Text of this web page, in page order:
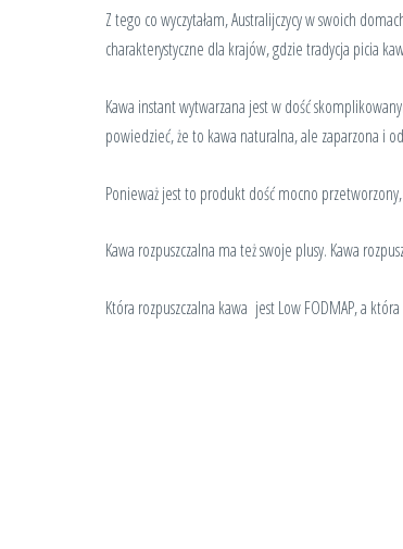
Z tego co wyczytałam, Australijczycy w swoich
charakterystyczne dla krajów, gdzie tradycja picia
Kawa instant wytwarzana jest w dość
powiedzieć, że to kawa naturalna, ale zaparzona i
Ponieważ jest to produkt dość mocno
Kawa rozpuszczalna ma też swoje plusy. Kawa
Która rozpuszczalna kawa jest Low FODMAP, a